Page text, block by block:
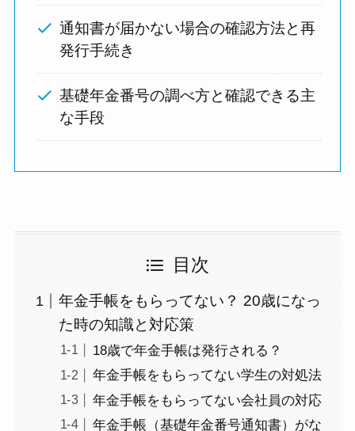
通知書が届かない場合の確認方法と再
発行手続き
基礎年金番号の調べ方と確認できる主
な手段
目次
年金手帳をもらってない？ 20歳になっ
た時の知識と対応策
18歳で年金手帳は発行される？
年金手帳をもらってない学生の対処法
年金手帳をもらってない会社員の対応
年金手帳（基礎年金番号通知書）がな